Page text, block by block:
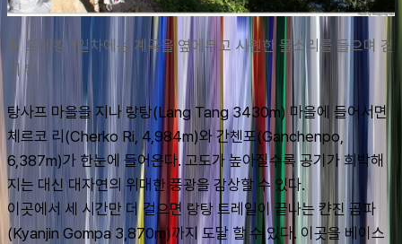
▶ 트레킹 1일차에는 계곡을 옆에두고 시원한 물소리를 들으며 걷
게 된다.
탕사프 마을을 지나 랑탕(Lang Tang 3430m) 마을에 들어서면
체르코 리(Cherko Ri, 4,984m)와 간첸포(Ganchenpo,
6,387m)가 한눈에 들어온다. 고도가 높아질수록 공기가 희박해
지는 대신 대자연의 위대한 풍광을 감상할 수 있다.
이곳에서 세 시간만 더 걸으면 랑탕 트레일이 끝나는 캰진 곰파
(Kyanjin Gompa 3,870m)까지 도달 할 수 있다. 이곳을 베이스